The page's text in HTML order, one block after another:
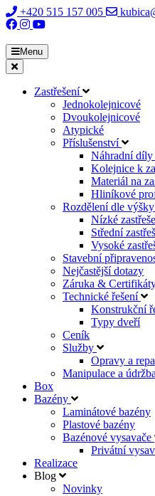
+420 515 157 005
Menu
Zastřešení
Jednokolejnicové
Dvoukolejnicové
Atypické
Příslušenství
Náhradní díly
Kolejnice k
Materiál na
Hliníkové
Rozdělení dle výšky
Nízké
Střední
Vysoké
Stavební
Nejčastější dotazy
Záruka &
Technické řešení
Konstrukční
Typy dveří
Ceník
Služby
Opravy a
Manipulace a údržba
Box
Bazény
Laminátové bazény
Plastové bazény
Bazénové vysavače
Privátní
Realizace
Blog
Novinky